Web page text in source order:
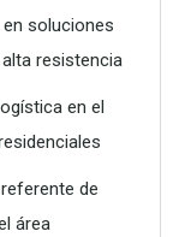
crecimiento
en soluciones
resistencia
en el
de
área